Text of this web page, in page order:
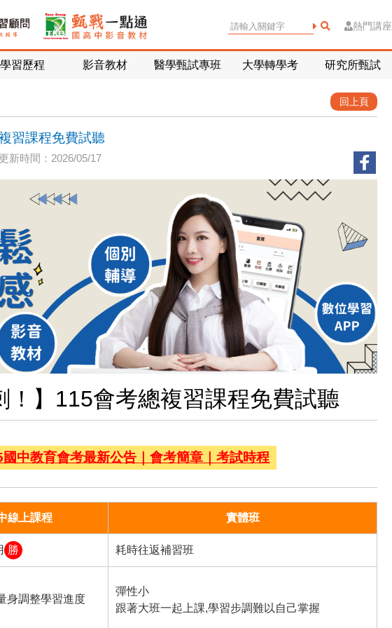
熱門講座
學習歷程 影音教材 醫學甄試專班 大學轉學考 研究所甄試
回上頁
習課程免費試聽
更新時間：2026/05/17
！】115會考總複習課程免費試聽
中教育會考最新公告｜會考簡章｜考試時程
線上課程 實體班
勝 耗時往返補習班
身調整學習進度
彈性小
跟著大班一起上課,學習步調難以自己掌握